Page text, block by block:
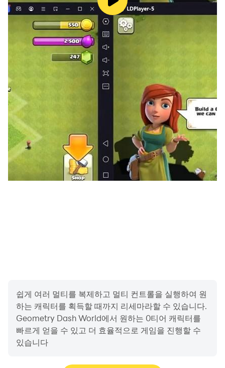
쉽게 여러 멀티를 복제하고 멀티 컨트롤을 실행하여 원
하는 캐릭터를 획득할 때까지 리세마라할 수 있습니다.
Geometry Dash World에서 원하는 0티어 캐릭터를
빠르게 얻을 수 있고 더 효율적으로 게임을 진행할 수
있습니다